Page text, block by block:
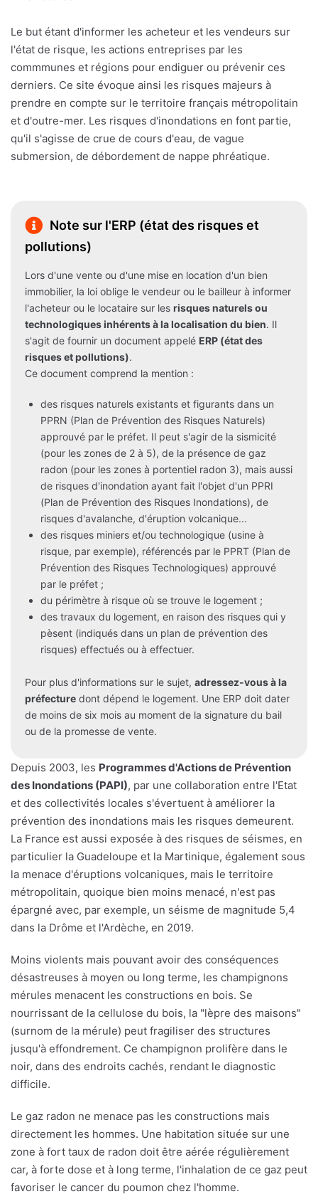
Le but étant d'informer les acheteur et les vendeurs sur
l'état de risque, les actions entreprises par les
commmunes et régions pour endiguer ou prévenir ces
derniers. Ce site évoque ainsi les risques majeurs à
prendre en compte sur le territoire français métropolitain
et d'outre-mer. Les risques d'inondations en font partie,
qu'il s'agisse de crue de cours d'eau, de vague
submersion, de débordement de nappe phréatique.
Note sur l'ERP (état des risques et
pollutions)
Lors d'une vente ou d'une mise en location d'un bien
immobilier, la loi oblige le vendeur ou le bailleur à informer
l'acheteur ou le locataire sur les risques naturels ou
technologiques inhérents à la localisation du bien. Il
s'agit de fournir un document appelé ERP (état des
risques et pollutions).
Ce document comprend la mention :
des risques naturels existants et figurants dans un
PPRN (Plan de Prévention des Risques Naturels)
approuvé par le préfet. Il peut s'agir de la sismicité
(pour les zones de 2 à 5), de la présence de gaz
radon (pour les zones à portentiel radon 3), mais aussi
de risques d'inondation ayant fait l'objet d'un PPRI
(Plan de Prévention des Risques Inondations), de
risques d'avalanche, d'éruption volcanique...
des risques miniers et/ou technologique (usine à
risque, par exemple), référencés par le PPRT (Plan de
Prévention des Risques Technologiques) approuvé
par le préfet ;
du périmètre à risque où se trouve le logement ;
des travaux du logement, en raison des risques qui y
pèsent (indiqués dans un plan de prévention des
risques) effectués ou à effectuer.
Pour plus d'informations sur le sujet, adressez-vous à la
préfecture dont dépend le logement. Une ERP doit dater
de moins de six mois au moment de la signature du bail
ou de la promesse de vente.
Depuis 2003, les Programmes d'Actions de Prévention
des Inondations (PAPI), par une collaboration entre l'Etat
et des collectivités locales s'évertuent à améliorer la
prévention des inondations mais les risques demeurent.
La France est aussi exposée à des risques de séismes, en
particulier la Guadeloupe et la Martinique, également sous
la menace d'éruptions volcaniques, mais le territoire
métropolitain, quoique bien moins menacé, n'est pas
épargné avec, par exemple, un séisme de magnitude 5,4
dans la Drôme et l'Ardèche, en 2019.
Moins violents mais pouvant avoir des conséquences
désastreuses à moyen ou long terme, les champignons
mérules menacent les constructions en bois. Se
nourrissant de la cellulose du bois, la "lèpre des maisons"
(surnom de la mérule) peut fragiliser des structures
jusqu'à effondrement. Ce champignon prolifère dans le
noir, dans des endroits cachés, rendant le diagnostic
difficile.
Le gaz radon ne menace pas les constructions mais
directement les hommes. Une habitation située sur une
zone à fort taux de radon doit être aérée régulièrement
car, à forte dose et à long terme, l'inhalation de ce gaz peut
favoriser le cancer du poumon chez l'homme.